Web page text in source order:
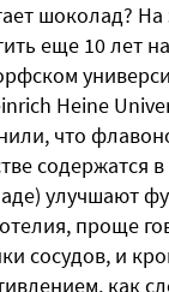
шоколад? На
еще 10 лет
Heine
что
содержатся в
улучшают
проще
сосудов, и
как